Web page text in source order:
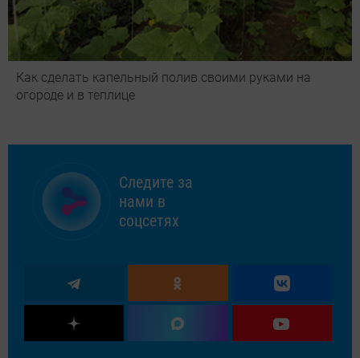
Как сделать капельный полив своими руками на
огороде и в теплице
Следите за
нами в
соцсетях